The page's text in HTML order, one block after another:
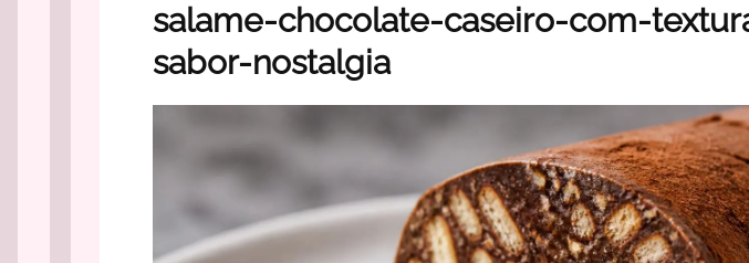
salame-chocolate-caseiro-com-
sabor-nostalgia